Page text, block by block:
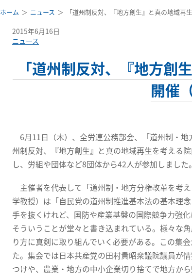
ホーム ニュース 「道州制反対、『地方創生』と真の地域再
2015年6月16日
ニュース
「道州制反対、『地方創
開催
6月11日（木）、全労連公務部会、「道州制・
州制反対、『地方創生』と真の地域再生を考える
し、労組や団体など8団体から42人が参加しました。
主催者を代表して「道州制・地方分権改革を考
学教授）は「自民党の道州制推進基本法の基本理
手を抜くけれど、国防や産業基盤の国際競争力強
そういうことが堂々と書き込まれている。様々な
り方に真剣に取り組んでいく必要がある。この集
た。集会では日本共産党の田村貴昭衆議院議員が
つけや、農業・地方の中小企業切り捨てで地方か